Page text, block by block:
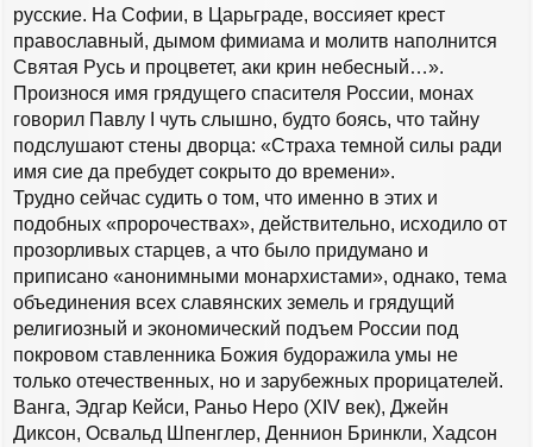
русские. На Софии, в Царьграде, воссияет крест
православный, дымом фимиама и молитв наполнится
Святая Русь и процветет, аки крин небесный…».
Произнося имя грядущего спасителя России, монах
говорил Павлу I чуть слышно, будто боясь, что тайну
подслушают стены дворца: «Страха темной силы ради
имя сие да пребудет сокрыто до времени».
Трудно сейчас судить о том, что именно в этих и
подобных «пророчествах», действительно, исходило от
прозорливых старцев, а что было придумано и
приписано «анонимными монархистами», однако, тема
объединения всех славянских земель и грядущий
религиозный и экономический подъем России под
покровом ставленника Божия будоражила умы не
только отечественных, но и зарубежных прорицателей.
Ванга, Эдгар Кейси, Раньо Неро (XIV век), Джейн
Диксон, Освальд Шпенглер, Деннион Бринкли, Хадсон